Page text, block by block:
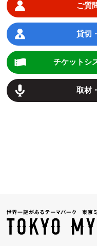
ご質
貸切
チケットシ
取材